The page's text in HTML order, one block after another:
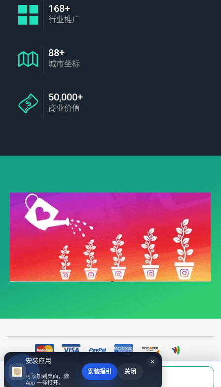
当前应付
￥0.00 填写账号后购买
168+
行业推广
88+
城市坐标
50,000+
商业价值
©Threads|粉丝|引粉|Threads Followers（追踪） - Threads推广 - 【财济万民】
×
安装应用
可添加到桌面，像
App 一样打开。
安装指引 关闭